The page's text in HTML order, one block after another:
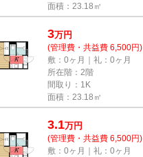
面積：23.18㎡
3万円
(管理費・共益費 6,500円)
敷：0ヶ月｜礼：0ヶ月
所在階：2階
間取り：1K
面積：23.18㎡
3.1万円
(管理費・共益費 6,500円)
敷：0ヶ月｜礼：0ヶ月